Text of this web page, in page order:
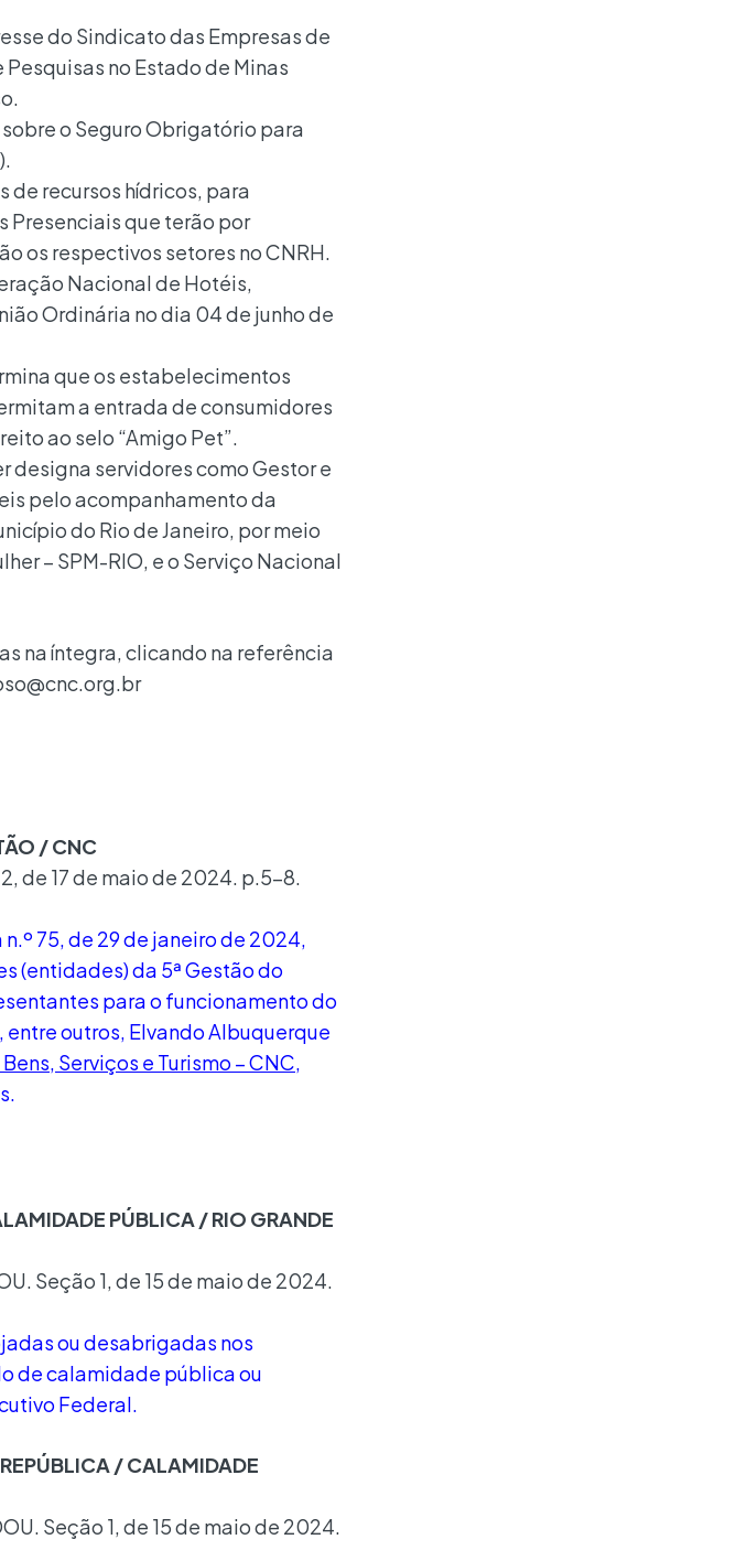
do Sindicato das Empresas de
no Estado de Minas
o Seguro Obrigatório para
de recursos hídricos, para
que terão por
os respectivos setores no CNRH.
Nacional de Hotéis,
Ordinária no dia 04 de junho de
que os estabelecimentos
a entrada de consumidores
ao selo “Amigo Pet”.
designa servidores como Gestor e
pelo acompanhamento da
do Rio de Janeiro, por meio
– SPM-RIO, e o Serviço Nacional
na íntegra, clicando na referência
/ CNC
de 17 de maio de 2024. p.5-8.
n.º 75, de 29 de janeiro de 2024,
(entidades) da 5ª Gestão do
para o funcionamento do
outros, Elvando Albuquerque
Serviços e Turismo – CNC,
PÚBLICA / RIO GRANDE
Seção 1, de 15 de maio de 2024.
ou desabrigadas nos
de calamidade pública ou
Federal.
/ CALAMIDADE
Seção 1, de 15 de maio de 2024.